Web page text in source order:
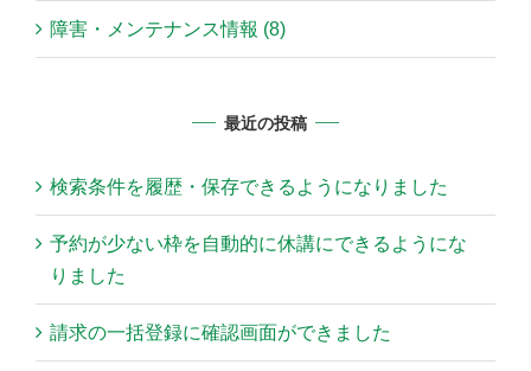
障害・メンテナンス情報 (8)
最近の投稿
検索条件を履歴・保存できるようになりました
予約が少ない枠を自動的に休講にできるようにな
りました
請求の一括登録に確認画面ができました